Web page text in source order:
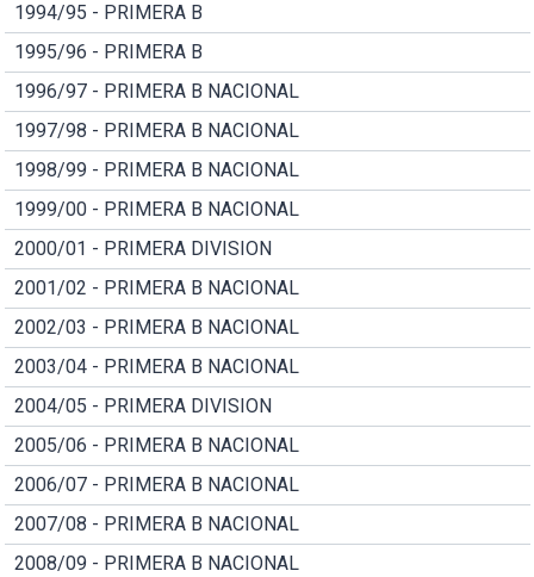
1994/95 - PRIMERA B
1995/96 - PRIMERA B
1996/97 - PRIMERA B NACIONAL
1997/98 - PRIMERA B NACIONAL
1998/99 - PRIMERA B NACIONAL
1999/00 - PRIMERA B NACIONAL
2000/01 - PRIMERA DIVISION
2001/02 - PRIMERA B NACIONAL
2002/03 - PRIMERA B NACIONAL
2003/04 - PRIMERA B NACIONAL
2004/05 - PRIMERA DIVISION
2005/06 - PRIMERA B NACIONAL
2006/07 - PRIMERA B NACIONAL
2007/08 - PRIMERA B NACIONAL
2008/09 - PRIMERA B NACIONAL